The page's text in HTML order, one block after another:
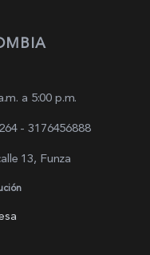
a 5:00 p.m.
- 3176456888
13, Funza